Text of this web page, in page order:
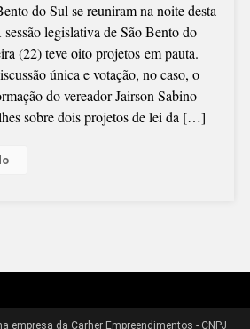
LEGISLATIVA
COM
VÁRIOS
PROJETOS
EM
PAUTA
do Sul se reuniram na noite desta
legislativa de São Bento do
(22) teve oito projetos em pauta.
única e votação, no caso, o
do vereador Jairson Sabino
sobre dois projetos de lei da […]
empresa da Carher Empreendimentos - CNPJ